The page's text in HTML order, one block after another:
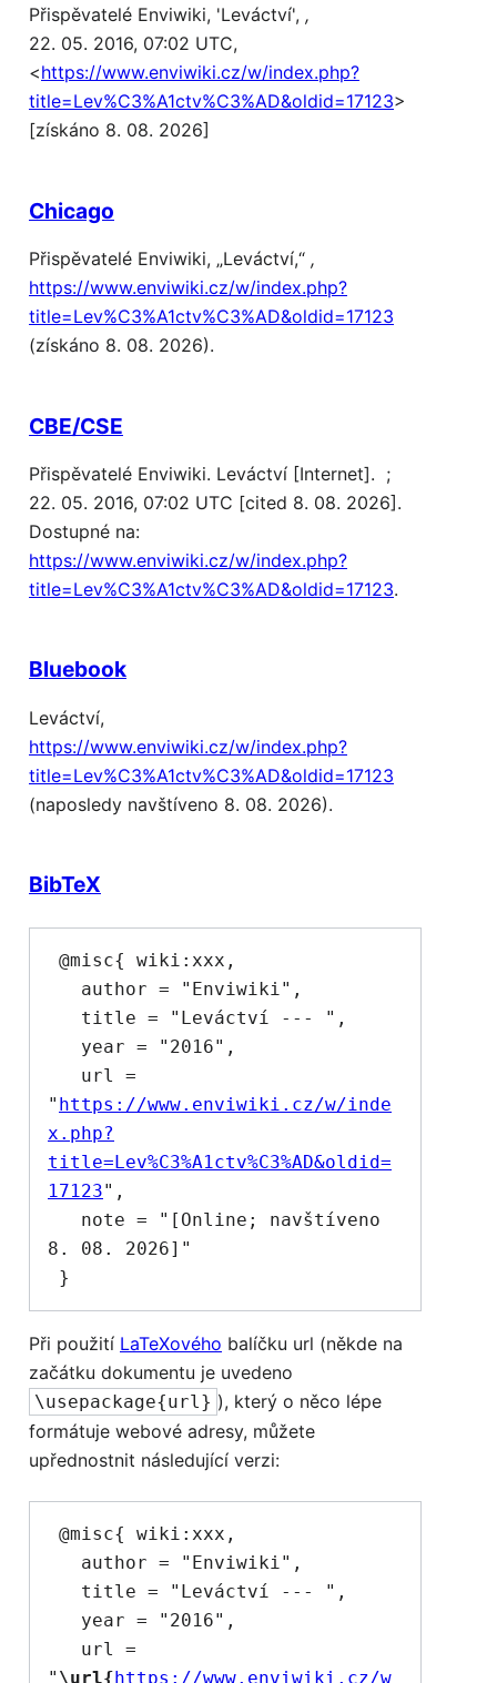
Přispěvatelé Enviwiki, 'Leváctví', ,
22. 05. 2016, 07:02 UTC,
<https://www.enviwiki.cz/w/index.php?
title=Lev%C3%A1ctv%C3%AD&oldid=17123>
[získáno 8. 08. 2026]
Chicago
Přispěvatelé Enviwiki, „Leváctví,“ ,
https://www.enviwiki.cz/w/index.php?
title=Lev%C3%A1ctv%C3%AD&oldid=17123
(získáno 8. 08. 2026).
CBE/CSE
Přispěvatelé Enviwiki. Leváctví [Internet]. ;
22. 05. 2016, 07:02 UTC [cited 8. 08. 2026].
Dostupné na:
https://www.enviwiki.cz/w/index.php?
title=Lev%C3%A1ctv%C3%AD&oldid=17123.
Bluebook
Leváctví,
https://www.enviwiki.cz/w/index.php?
title=Lev%C3%A1ctv%C3%AD&oldid=17123
(naposledy navštíveno 8. 08. 2026).
BibTeX
" https://www.enviwiki.cz/w/inde
x.php?
title=Lev%C3%A1ctv%C3%AD&oldid=
17123",
8. 08. 2026]"
Při použití LaTeXového balíčku url (někde na
začátku dokumentu je uvedeno
\usepackage{url} ), který o něco lépe
formátuje webové adresy, můžete
upřednostnit následující verzi:
" \url{https://www.enviwiki.cz/w